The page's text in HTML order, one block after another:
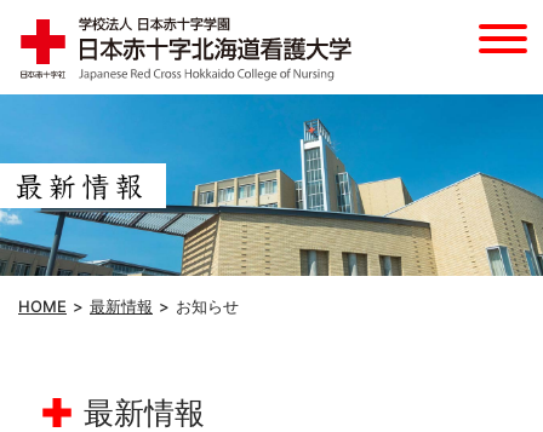
HOME 最新情報 お知らせ
最新情報